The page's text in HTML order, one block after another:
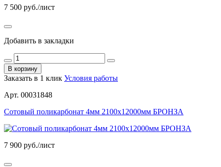
7 500 руб./лист
Добавить в закладки
В корзину
Заказать в 1 клик Условия работы
Арт. 00031848
Сотовый поликарбонат 4мм 2100х12000мм БРОНЗА
7 900 руб./лист